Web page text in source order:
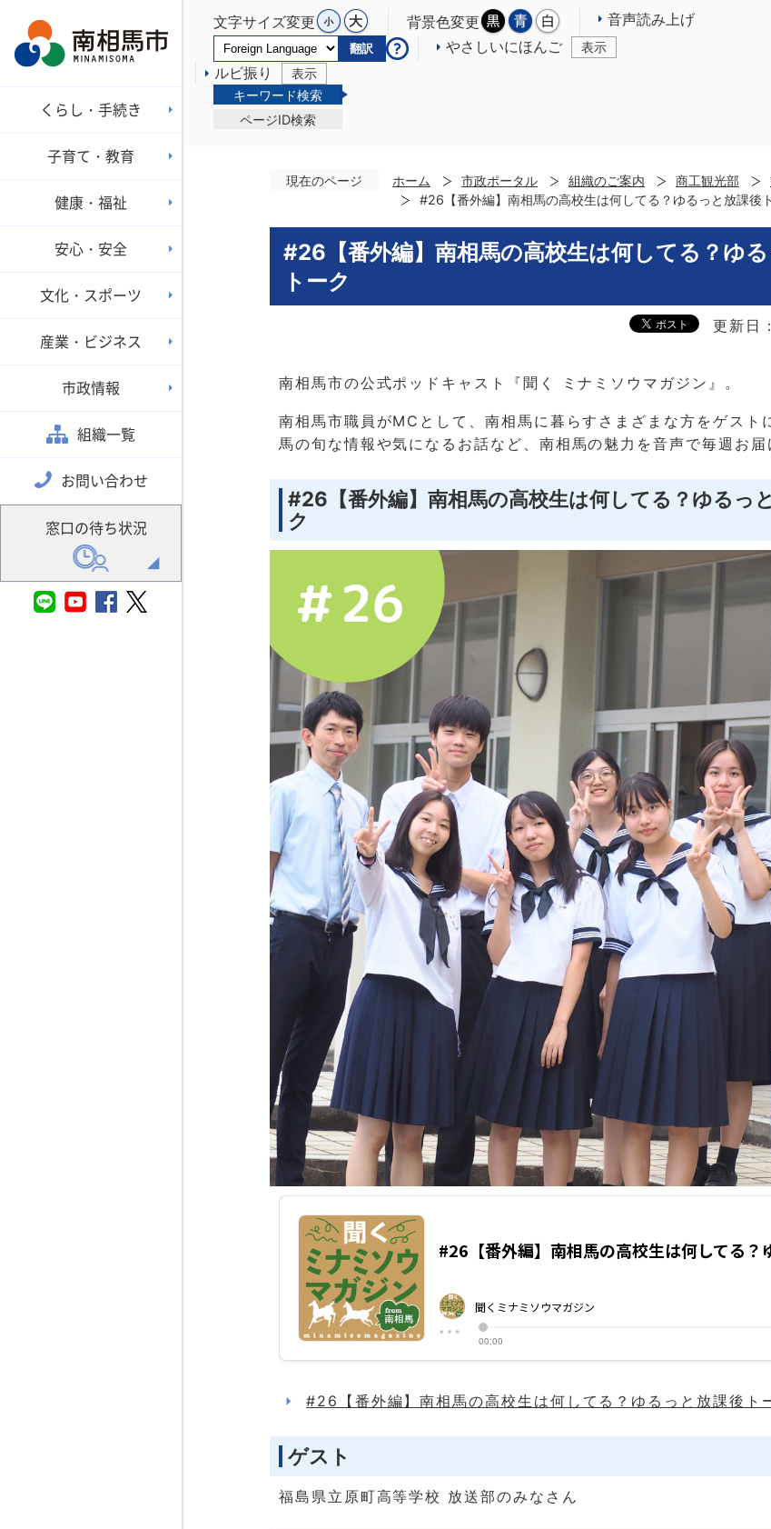
文字サイズ変更 背景色変更 音声読み上げ
翻訳 やさしいにほんご 表示
ルビ振り
表示
キーワード検索
ページID検索
くらし・手続き
子育て・教育
健康・福祉
安心・安全
文化・スポーツ
産業・ビジネス
市政情報
組織一覧
お問い合わせ
窓口の待ち状況
現在のページ ホーム 市政ポータル 組織のご案内 商工観光部
#26【番外編】南相馬の高校生は何してる？ゆるっと放課後
#26【番外編】南相馬の高校生は何してる？ゆ
トーク
更新日
南相馬市の公式ポッドキャスト『聞く ミナミソウマガジン』。
南相馬市職員がMCとして、南相馬に暮らすさまざまな方をゲスト
馬の旬な情報や気になるお話など、南相馬の魅力を音声で毎週お届
#26【番外編】南相馬の高校生は何してる？ゆるっ
ク
#26【番外編】南相馬の高校生は何してる？ゆるっと放課後ト
ゲスト
福島県立原町高等学校 放送部のみなさん